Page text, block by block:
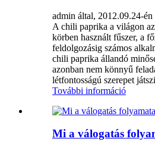
admin által, 2012.09.24-én
A chili paprika a világon
körben használt fűszer, a
feldolgozásig számos
chili paprika állandó
azonban nem könnyű
létfontosságú szerepet
További információ
Mi a válogatás